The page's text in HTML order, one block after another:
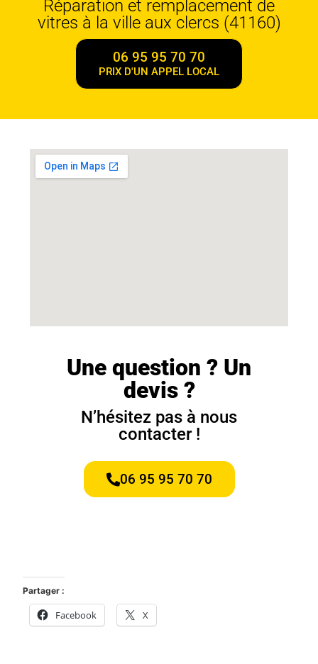
Réparation et remplacement de
vitres à la ville aux clercs (41160)
06 95 95 70 70
PRIX D'UN APPEL LOCAL
Une question ? Un
devis ?
N’hésitez pas à nous
contacter !
06 95 95 70 70
Partager :
Facebook X